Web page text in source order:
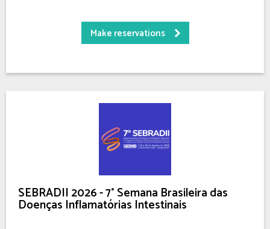
Make reservations
SEBRADII 2026 - 7° Semana Brasileira das
Doenças Inflamatórias Intestinais